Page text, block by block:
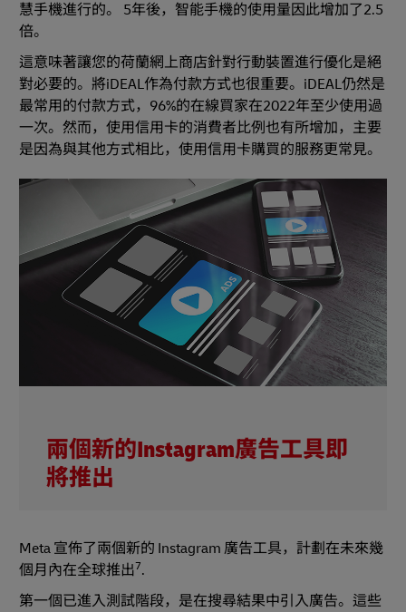
慧手機進行的。 5年後，智能手機的使用量因此增加了2.5
倍。
這意味著讓您的荷蘭網上商店針對行動裝置進行優化是絕
對必要的。將iDEAL作為付款方式也很重要。iDEAL仍然是
最常用的付款方式，96%的在線買家在2022年至少使用過
一次。然而，使用信用卡的消費者比例也有所增加，主要
是因為與其他方式相比，使用信用卡購買的服務更常見。
兩個新的Instagram廣告工具即
將推出
Meta 宣佈了兩個新的 Instagram 廣告工具，計劃在未來幾
個月內在全球推出7.
第一個已進入測試階段，是在搜尋結果中引入廣告。這些